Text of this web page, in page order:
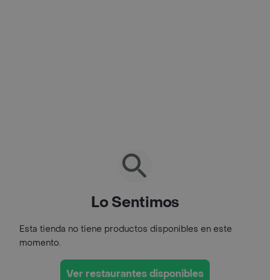
Lo Sentimos
Esta tienda no tiene productos disponibles en este
momento.
Ver restaurantes disponibles